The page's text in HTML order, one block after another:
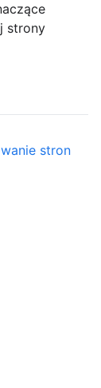
strony
stron